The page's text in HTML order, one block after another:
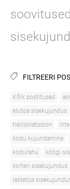
FILTREERI
Kõik postitused
elutoa sisekujundus
heliisolatsioon
kodu kujundamine
kodurahu
köögi
korteri sisekujundus
lastetoa